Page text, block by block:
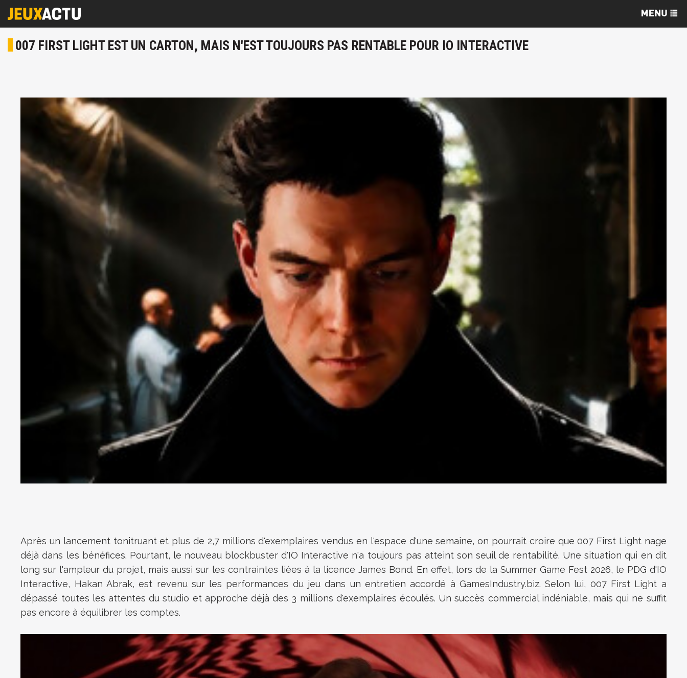
007 FIRST LIGHT EST UN CARTON, MAIS N'EST TOUJOURS PAS RENTABLE POUR IO INTERACTIVE
Après un lancement tonitruant et plus de 2,7 millions d'exemplaires vendus en l'espace d'une semaine, on pourrait croire que 007 First Light nage
déjà dans les bénéfices. Pourtant, le nouveau blockbuster d'IO Interactive n'a toujours pas atteint son seuil de rentabilité. Une situation qui en dit
long sur l'ampleur du projet, mais aussi sur les contraintes liées à la licence James Bond. En effet, lors de la Summer Game Fest 2026, le PDG d'IO
Interactive, Hakan Abrak, est revenu sur les performances du jeu dans un entretien accordé à GamesIndustry.biz. Selon lui, 007 First Light a
dépassé toutes les attentes du studio et approche déjà des 3 millions d'exemplaires écoulés. Un succès commercial indéniable, mais qui ne suffit
pas encore à équilibrer les comptes.